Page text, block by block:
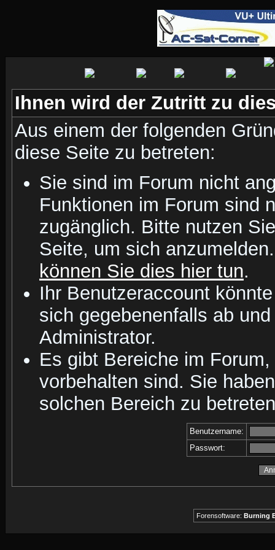
Ihnen wird der Zutritt zu
Aus einem der folgenden
diese Seite zu betreten:
Sie sind im Forum nicht
Funktionen im Forum sind
zugänglich. Bitte nutzen
Seite, um sich
können Sie dies hier tun.
Ihr Benutzeraccount
sich gegebenenfalls ab
Administrator.
Es gibt Bereiche im
vorbehalten sind. Sie
solchen Bereich zu
Benutzername:
Passwort:
Forensoftware: Burning